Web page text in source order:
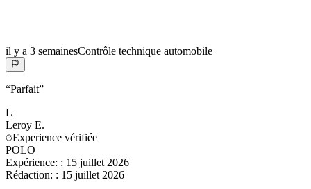
il y a 3 semainesContrôle technique automobile
“Parfait”
L
Leroy E.
Experience vérifiée
POLO
Expérience: : 15 juillet 2026
Rédaction: : 15 juillet 2026